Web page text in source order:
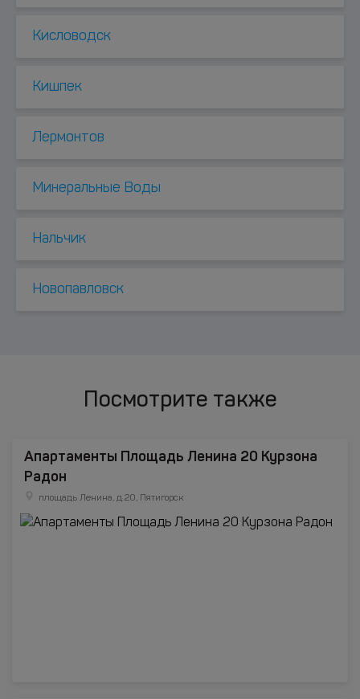
Кисловодск
Кишпек
Лермонтов
Минеральные Воды
Нальчик
Новопавловск
Посмотрите также
Апартаменты Площадь Ленина 20 Курзона
Радон
площадь Ленина, д.20, Пятигорск